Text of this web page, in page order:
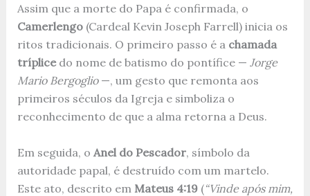
Assim que a morte do Papa é confirmada, o
Camerlengo(Cardeal Kevin Joseph Farrell) inicia os
ritos tradicionais. O primeiro passo é a chamada
tríplicedo nome de batismo do pontífice — Jorge
Mario Bergoglio—, um gesto que remonta aos
primeiros séculos da Igreja e simboliza o
reconhecimento de que a alma retorna a Deus.
Em seguida, o Anel do Pescador, símbolo da
autoridade papal, é destruído com um martelo.
Este ato, descrito em Mateus 4:19(“Vinde após mim,